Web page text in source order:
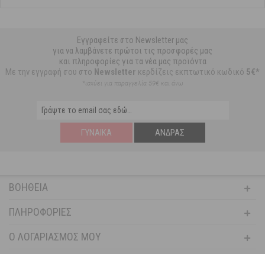
Εγγραφείτε στο Newsletter μας
για να λαμβάνετε πρώτοι τις προσφορές μας
και πληροφορίες για τα νέα μας προϊόντα
Με την εγγραφή σου στο Newsletter κερδίζεις εκπτωτικό κωδικό 5€*
*ισχύει για παραγγελία 59€ και άνω
ΓΥΝΑΊΚΑ ΆΝΔΡΑΣ
ΒΟΉΘΕΙΑ
ΠΛΗΡΟΦΟΡΊΕΣ
Ο ΛΟΓΑΡΙΑΣΜΌΣ ΜΟΥ